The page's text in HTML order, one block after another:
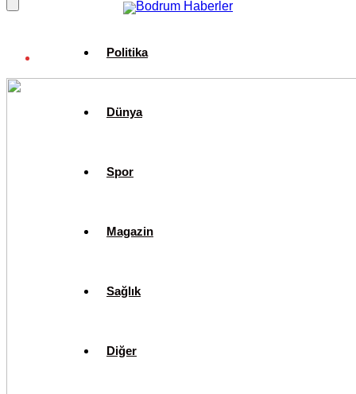
Politika
Dünya
Spor
Magazin
Sağlık
Diğer